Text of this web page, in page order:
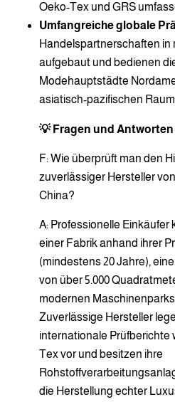
Oeko-Tex und GRS
Umfangreiche globale
Handelspartnerschaften in
aufgebaut und bedienen
Modehauptstädte
asiatisch-pazifischen
💡 Fragen und
F: Wie überprüft man den
zuverlässiger Hersteller
China?
A: Professionelle Einkäufer
einer Fabrik anhand ihrer
(mindestens 20 Jahre),
von über 5.000
modernen
Zuverlässige Hersteller
internationale Prüfberichte
Tex vor und besitzen ihre
die Herstellung echter